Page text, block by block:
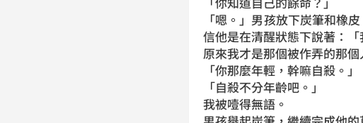
「嗯。」男孩放下炭筆和橡
信他是在清醒狀態下說著：
原來我才是那個被作弄的那個
「你那麼年輕，幹嘛自殺。」
「自殺不分年齡吧。」
我被噎得無語。